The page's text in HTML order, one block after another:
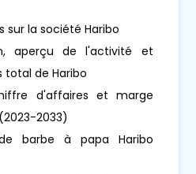
sur la société Haribo
aperçu de l'activité et
de Haribo
d'affaires et marge
2033)
de barbe à papa Haribo